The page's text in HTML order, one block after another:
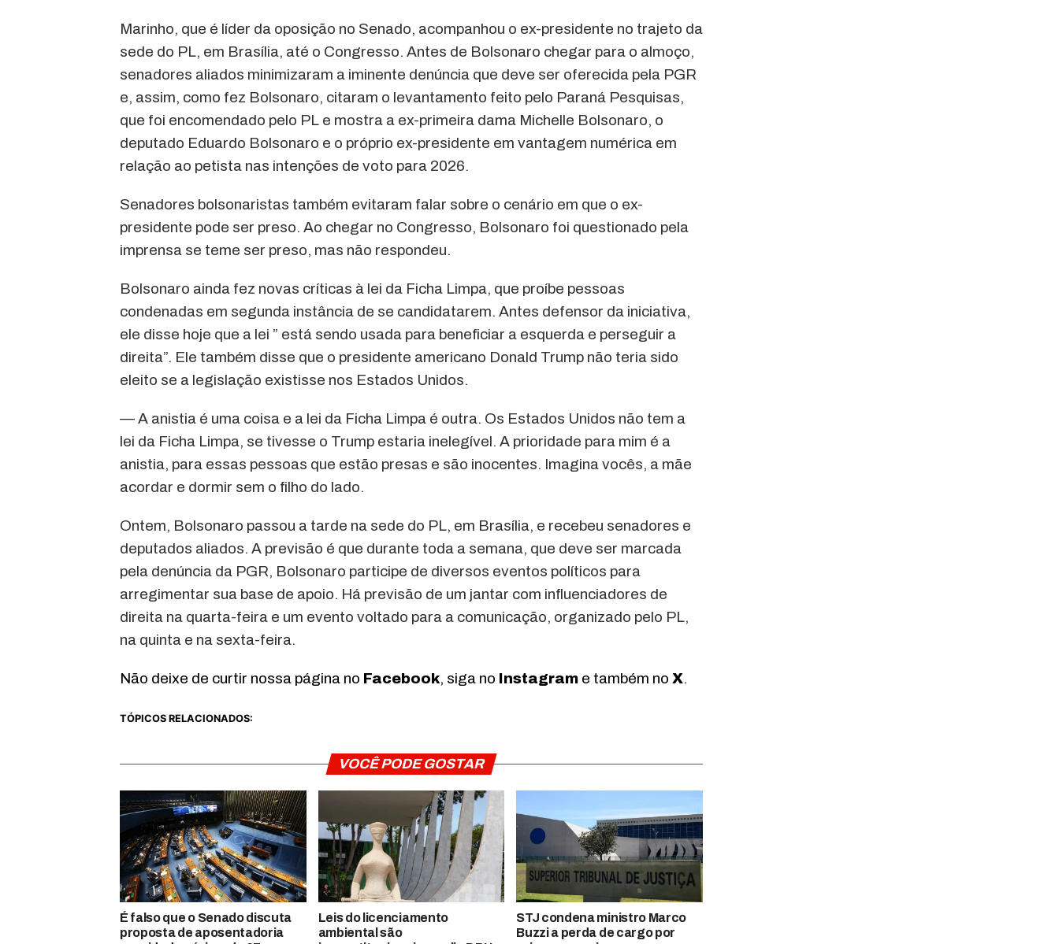
Marinho, que é líder da oposição no Senado, acompanhou o ex-presidente no trajeto da
sede do PL, em Brasília, até o Congresso. Antes de Bolsonaro chegar para o almoço,
senadores aliados minimizaram a iminente denúncia que deve ser oferecida pela PGR
e, assim, como fez Bolsonaro, citaram o levantamento feito pelo Paraná Pesquisas,
que foi encomendado pelo PL e mostra a ex-primeira dama Michelle Bolsonaro, o
deputado Eduardo Bolsonaro e o próprio ex-presidente em vantagem numérica em
relação ao petista nas intenções de voto para 2026.
Senadores bolsonaristas também evitaram falar sobre o cenário em que o ex-
presidente pode ser preso. Ao chegar no Congresso, Bolsonaro foi questionado pela
imprensa se teme ser preso, mas não respondeu.
Bolsonaro ainda fez novas críticas à lei da Ficha Limpa, que proíbe pessoas
condenadas em segunda instância de se candidatarem. Antes defensor da iniciativa,
ele disse hoje que a lei ” está sendo usada para beneficiar a esquerda e perseguir a
direita”. Ele também disse que o presidente americano Donald Trump não teria sido
eleito se a legislação existisse nos Estados Unidos.
— A anistia é uma coisa e a lei da Ficha Limpa é outra. Os Estados Unidos não tem a
lei da Ficha Limpa, se tivesse o Trump estaria inelegível. A prioridade para mim é a
anistia, para essas pessoas que estão presas e são inocentes. Imagina vocês, a mãe
acordar e dormir sem o filho do lado.
Ontem, Bolsonaro passou a tarde na sede do PL, em Brasília, e recebeu senadores e
deputados aliados. A previsão é que durante toda a semana, que deve ser marcada
pela denúncia da PGR, Bolsonaro participe de diversos eventos políticos para
arregimentar sua base de apoio. Há previsão de um jantar com influenciadores de
direita na quarta-feira e um evento voltado para a comunicação, organizado pelo PL,
na quinta e na sexta-feira.
Não deixe de curtir nossa página no Facebook, siga no Instagram e também no X.
TÓPICOS RELACIONADOS:
VOCÊ PODE GOSTAR
É falso que o Senado discuta
proposta de aposentadoria
Leis do licenciamento
ambiental são
STJ condena ministro Marco
Buzzi a perda de cargo por